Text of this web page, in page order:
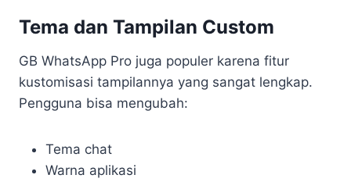
Tema dan Tampilan Custom
GB WhatsApp Pro juga populer karena fitur
kustomisasi tampilannya yang sangat lengkap.
Pengguna bisa mengubah:
Tema chat
Warna aplikasi